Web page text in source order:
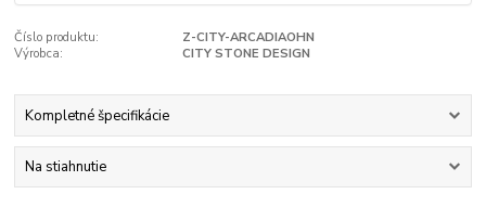
Číslo produktu:
Z-CITY-ARCADIAOHN
Výrobca:
CITY STONE DESIGN
Kompletné špecifikácie
Na stiahnutie